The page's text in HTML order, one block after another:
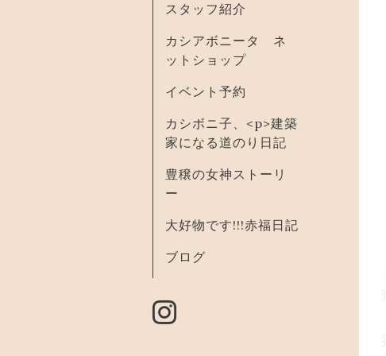
スタッフ紹介
カシアボニータ ネ
ットショップ
イベント予約
カシボニ子、<p>建築
家になる道のり日記
豊穣の女神ストーリ
ー
大好物です!!!赤福日記
ブログ